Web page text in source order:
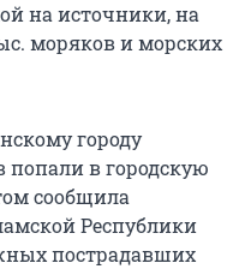
на источники, на
моряков и морских
городу
попали в городскую
сообщила
Республики
пострадавших